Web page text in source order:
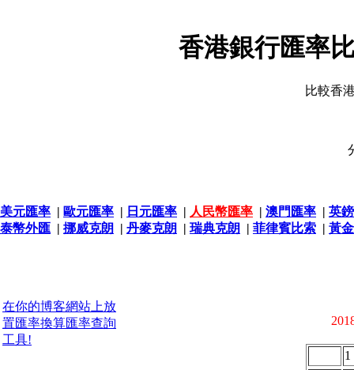
香港銀行匯率
比較香
美元匯率 | 歐元匯率 | 日元匯率 | 人民幣匯率 | 澳門匯率 | 英
泰幣外匯 | 挪威克朗 | 丹麥克朗 | 瑞典克朗 | 菲律賓比索 | 黃
在你的博客網站上放
置匯率換算匯率查詢
工具!
1